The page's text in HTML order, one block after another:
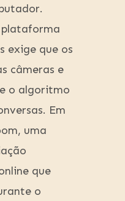
exige que os
câmeras e
o algoritmo
Em
uma
que
o